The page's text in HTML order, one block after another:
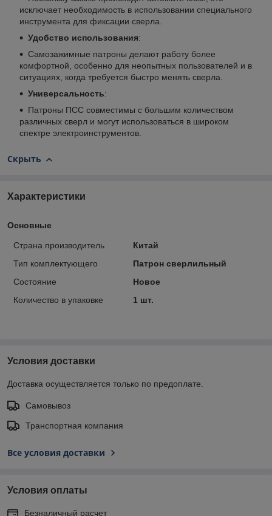
исключает необходимость в использовании специального
инструмента для фиксации сверла.
Удобство использования:
Самозажимные патроны делают работу более
комфортной, особенно для неопытных пользователей и в
ситуациях, когда требуется быстро менять сверла.
Универсальность:
Патроны ПСС совместимы с большим количеством
различных сверл и могут использоваться в широком
спектре электроинструментов.
Скрыть
Характеристики
Основные
Страна производитель
Китай
Тип комплектующего
Патрон сверлильный
Состояние
Новое
Количество в упаковке
1 шт.
Условия доставки
Доставка осуществляется только по предоплате.
Самовывоз
Транспортная компания
Все условия доставки
Условия оплаты
Безналичный расчет